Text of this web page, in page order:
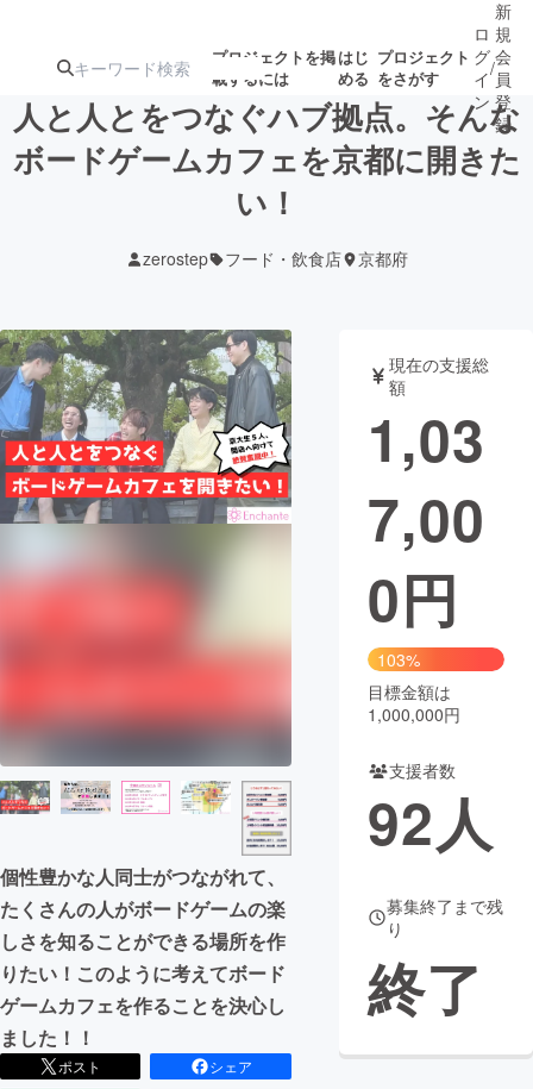
プロジェクトを掲
載するには
はじ
める
プロジェクト
をさがす
注目の新着プロ
テクノロジー・ガジェット
映像・映画 書籍・雑誌
ビジネス・起業 チャレンジ
まちづくり・地域活性化
CAMPFIRE for Social Good CAMPFIRE Creation
コミュニティ
ロ
グ
イ
ン
/
新
規
会
員
登
録
人と人とをつなぐハブ拠点。そんな
ボードゲームカフェを京都に開きた
い！
zerostep フード・飲食店 京都府
個性豊かな人同士がつながれて、
たくさんの人がボードゲームの楽
しさを知ることができる場所を作
りたい！このように考えてボード
ゲームカフェを作ることを決心し
ました！！
ポスト
シェア
現在の支援総
額
1,03
7,00
0円
103%
目標金額は
1,000,000円
支援者数
92人
募集終了まで残
り
終了